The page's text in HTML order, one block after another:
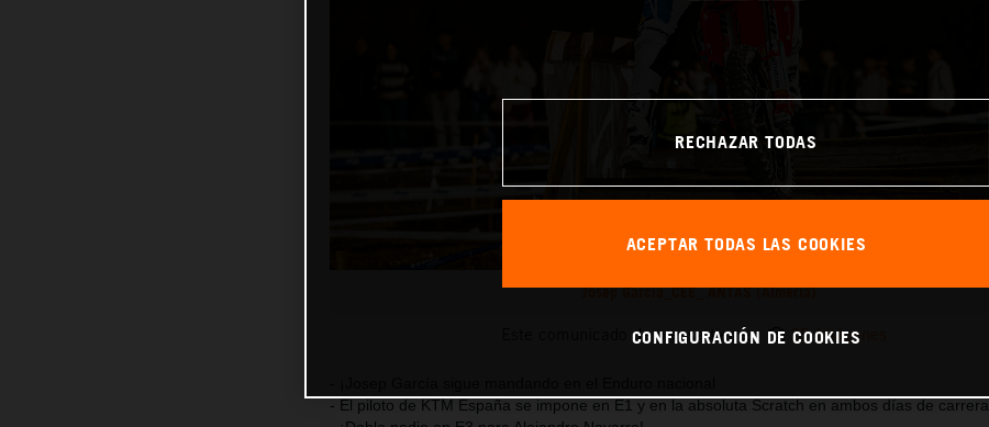
Josep García_CEE_ ANTAS (Almería)
Este comunicado de prensa tiene: 25 Imágenes
- El piloto de KTM España se impone en E1 y en la absoluta Scratch en ambos días de carrera
RECHAZAR TODAS
ACEPTAR TODAS LAS COOKIES
CONFIGURACIÓN DE COOKIES